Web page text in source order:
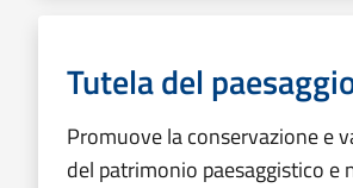
Tutela del
Promuove la conservazione e
del patrimonio paesaggistico e